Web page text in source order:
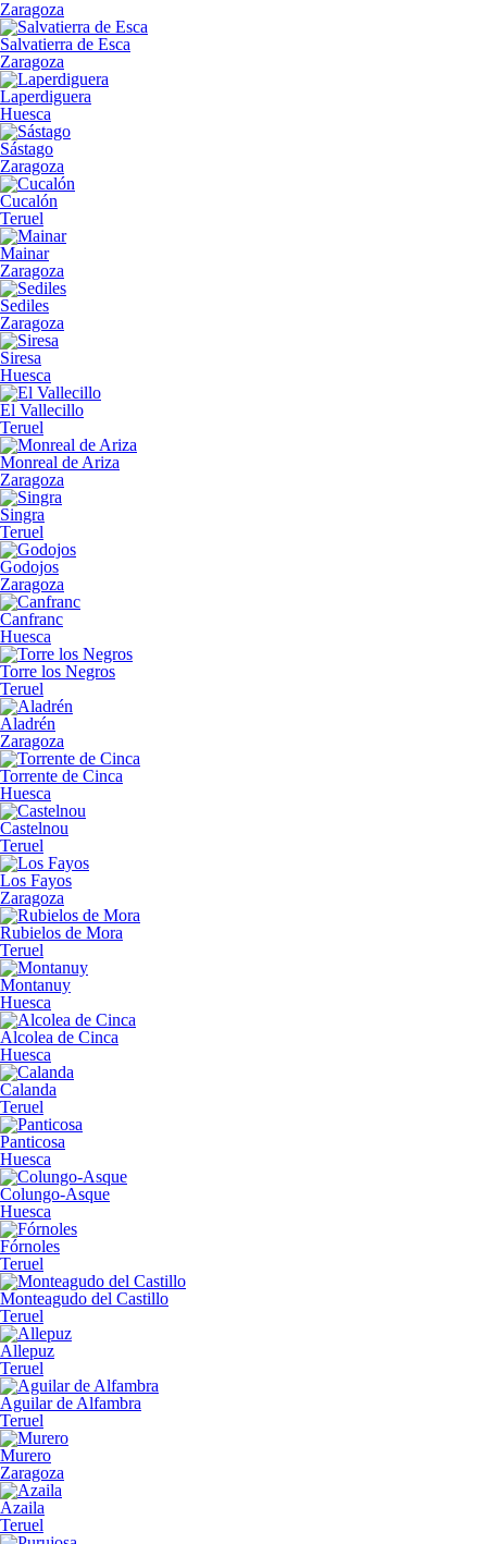
Zaragoza
Salvatierra de Esca
Zaragoza
Laperdiguera
Huesca
Sástago
Zaragoza
Cucalón
Teruel
Mainar
Zaragoza
Sediles
Zaragoza
Siresa
Huesca
El Vallecillo
Teruel
Monreal de Ariza
Zaragoza
Singra
Teruel
Godojos
Zaragoza
Canfranc
Huesca
Torre los Negros
Teruel
Aladrén
Zaragoza
Torrente de Cinca
Huesca
Castelnou
Teruel
Los Fayos
Zaragoza
Rubielos de Mora
Teruel
Montanuy
Huesca
Alcolea de Cinca
Huesca
Calanda
Teruel
Panticosa
Huesca
Colungo-Asque
Huesca
Fórnoles
Teruel
Monteagudo del Castillo
Teruel
Allepuz
Teruel
Aguilar de Alfambra
Teruel
Murero
Zaragoza
Azaila
Teruel